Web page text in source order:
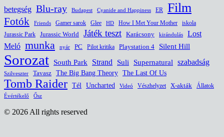
betegség Blu-ray Budapest Cyanide and Happiness ER Film
Fotók Friends Gamer sarok Glee HD How I Met Your Mother
iskola
Jurassic Park
Jurassic World Játék teszt Karácsony kirándulás Lost
Meló munka nyár PC Pilot kritika Playstation 4 Silent Hill
Sorozat South Park Strand Suli Supernatural szabadság
Szilveszter Tavasz The Big Bang Theory The Last Of Us
Tomb Raider Tél Uncharted Videó Vészhelyzet X-akták Állatok
Évértékelő Ősz
© 2026 All rights reserved